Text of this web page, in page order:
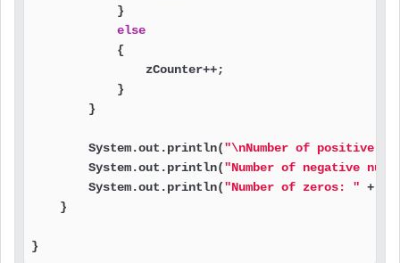
            }
else
            {
                zCounter++;
            }
        }
        System.out.println(
"\nNumber of positive
        System.out.println(
"Number of negative
        System.out.println(
"Number of zeros: " +
    }
}